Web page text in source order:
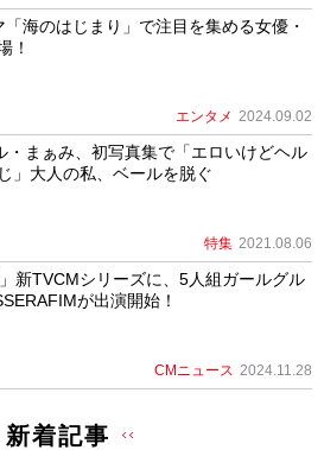
「海のはじまり」で注目を集める女優・
！
エンタメ 2024.09.02
・まぁみ、初写真集で「エロいけどヘル
」大人の私、ベールを脱ぐ
特集 2021.08.06
」新TVCMシリーズに、5人組ガールグル
が出演開始！
CMニュース 2024.11.28
新着記事